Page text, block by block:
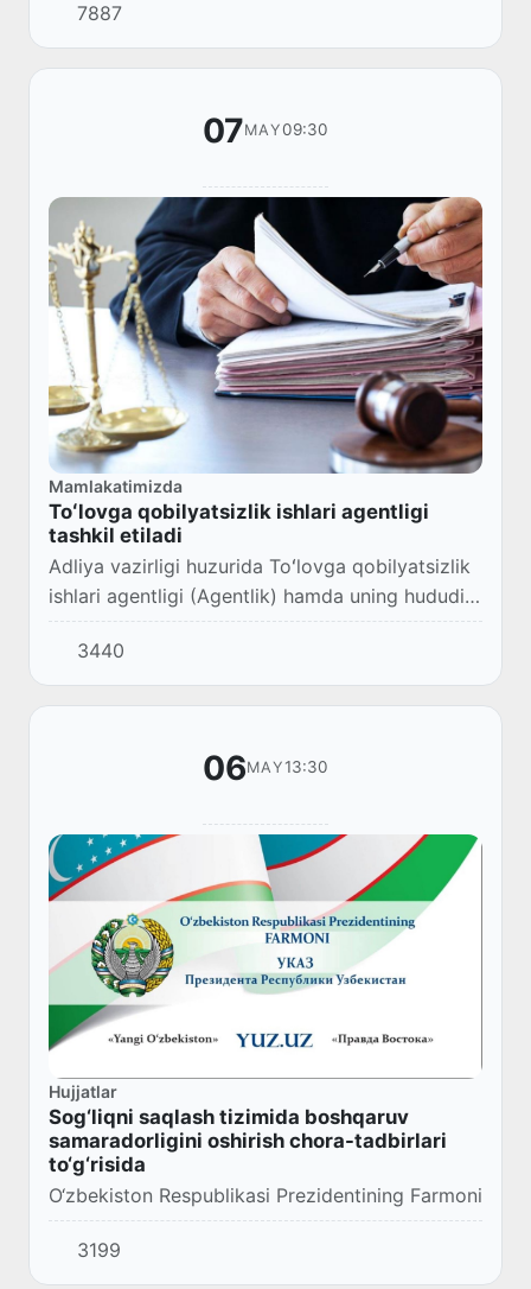
7887
07MAY09:30
Mamlakatimizda
Toʻlovga qobilyatsizlik ishlari agentligi
tashkil etiladi
Adliya vazirligi huzurida Toʻlovga qobilyatsizlik
ishlari agentligi (Agentlik) hamda uning hududiy
boʻlimlari tashkil etiladi.
3440
06MAY13:30
Hujjatlar
Sog‘liqni saqlash tizimida boshqaruv
samaradorligini oshirish chora-tadbirlari
to‘g‘risida
O‘zbekiston Respublikasi Prezidentining Farmoni
3199